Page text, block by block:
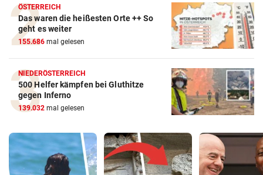
ÖSTERREICH
Das waren die heißesten Orte ++ So
geht es weiter
155.686 mal gelesen
NIEDERÖSTERREICH
500 Helfer kämpfen bei Gluthitze
gegen Inferno
139.032 mal gelesen